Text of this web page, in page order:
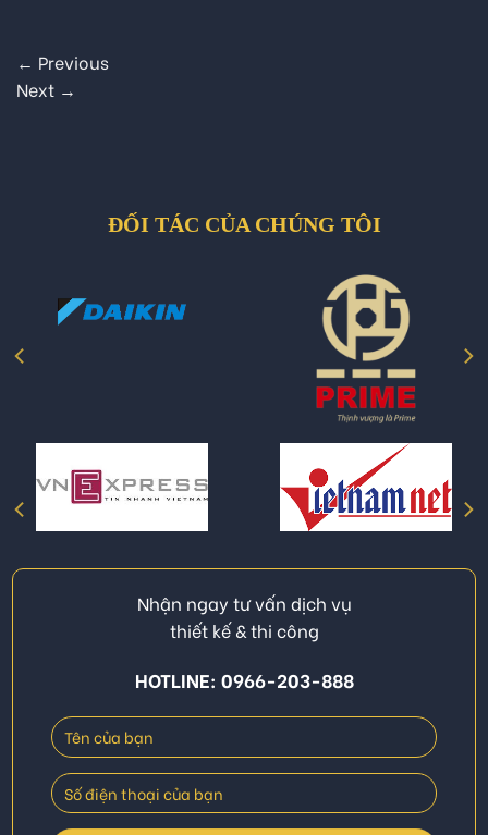
← Previous
Next →
ĐỐI TÁC CỦA CHÚNG TÔI
Nhận ngay tư vấn dịch vụ
thiết kế & thi công
HOTLINE: 0966-203-888